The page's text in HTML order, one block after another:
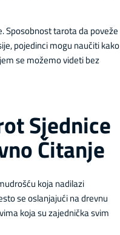
Sposobnost tarota da poveže
pojedinci mogu naučiti kako
se možemo videti bez
Sjednice
Čitanje
koja nadilazi
se oslanjajući na drevnu
koja su zajednička svim